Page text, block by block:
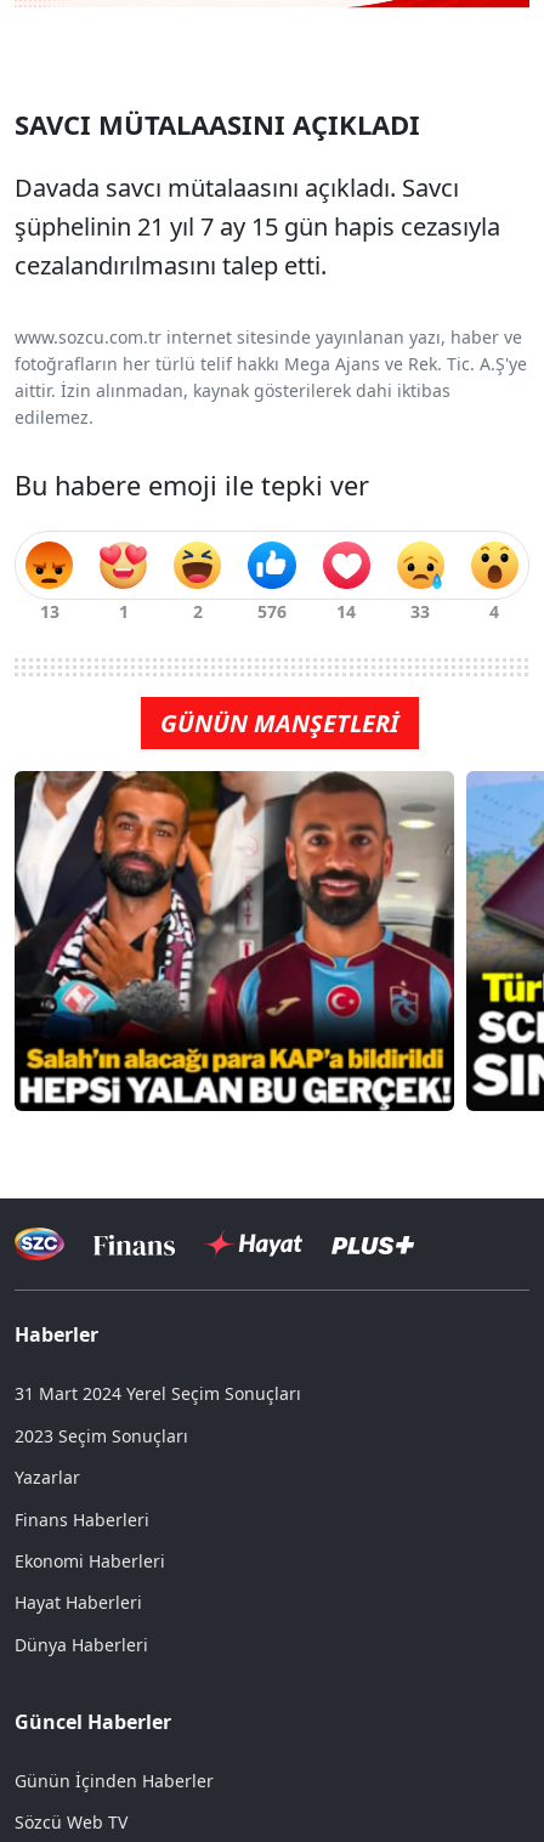
SAVCI MÜTALAASINI AÇIKLADI
Davada savcı mütalaasını açıkladı. Savcı
şüphelinin 21 yıl 7 ay 15 gün hapis cezasıyla
cezalandırılmasını talep etti.
www.sozcu.com.tr internet sitesinde yayınlanan yazı, haber ve
fotoğrafların her türlü telif hakkı Mega Ajans ve Rek. Tic. A.Ş'ye
aittir. İzin alınmadan, kaynak gösterilerek dahi iktibas
edilemez.
Bu habere emoji ile tepki ver
GÜNÜN MANŞETLERİ
Haberler
31 Mart 2024 Yerel Seçim Sonuçları
2023 Seçim Sonuçları
Yazarlar
Finans Haberleri
Ekonomi Haberleri
Hayat Haberleri
Dünya Haberleri
Güncel Haberler
Günün İçinden Haberler
Sözcü Web TV